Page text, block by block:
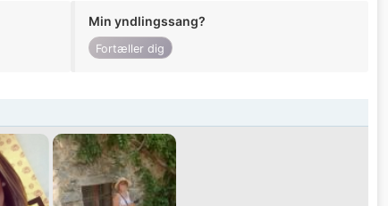
Min yndlingssang?
Fortæller dig